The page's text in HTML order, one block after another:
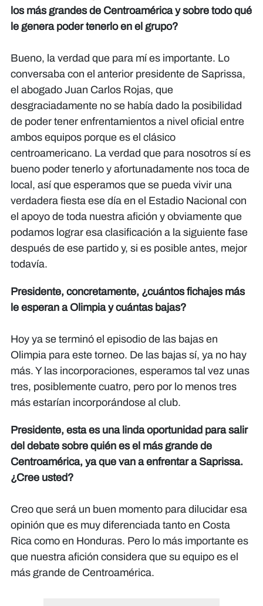
los más grandes de Centroamérica y sobre todo qué
le genera poder tenerlo en el grupo?
Bueno, la verdad que para mí es importante. Lo
conversaba con el anterior presidente de Saprissa,
el abogado Juan Carlos Rojas, que
desgraciadamente no se había dado la posibilidad
de poder tener enfrentamientos a nivel oficial entre
ambos equipos porque es el clásico
centroamericano. La verdad que para nosotros sí es
bueno poder tenerlo y afortunadamente nos toca de
local, así que esperamos que se pueda vivir una
verdadera fiesta ese día en el Estadio Nacional con
el apoyo de toda nuestra afición y obviamente que
podamos lograr esa clasificación a la siguiente fase
después de ese partido y, si es posible antes, mejor
todavía.
Presidente, concretamente, ¿cuántos fichajes más
le esperan a Olimpia y cuántas bajas?
Hoy ya se terminó el episodio de las bajas en
Olimpia para este torneo. De las bajas sí, ya no hay
más. Y las incorporaciones, esperamos tal vez unas
tres, posiblemente cuatro, pero por lo menos tres
más estarían incorporándose al club.
Presidente, esta es una linda oportunidad para salir
del debate sobre quién es el más grande de
Centroamérica, ya que van a enfrentar a Saprissa.
¿Cree usted?
Creo que será un buen momento para dilucidar esa
opinión que es muy diferenciada tanto en Costa
Rica como en Honduras. Pero lo más importante es
que nuestra afición considera que su equipo es el
más grande de Centroamérica.